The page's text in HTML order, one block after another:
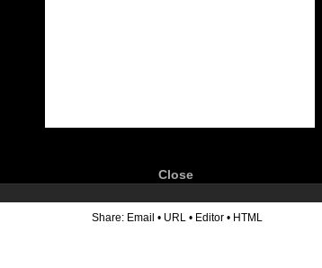
Close
Share: Email • URL • Editor • HTML